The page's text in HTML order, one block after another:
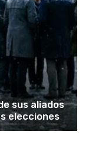
sus aliados
elecciones